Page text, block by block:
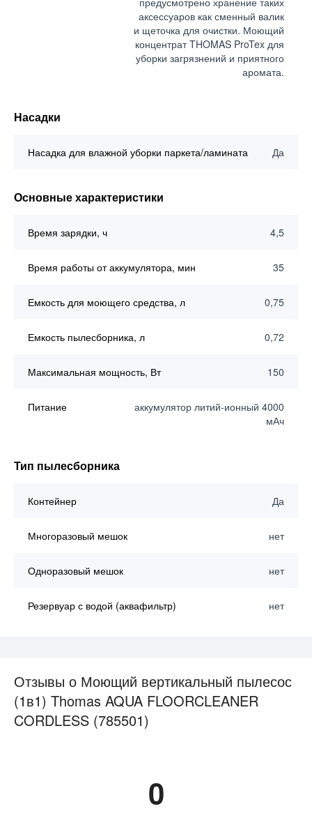
аксессуаров как сменный валик
и щеточка для очистки. Моющий
концентрат THOMAS ProTex для
уборки загрязнений и приятного
аромата.
Насадки
Насадка для влажной уборки паркета/ламината Да
Основные характеристики
Время зарядки, ч 4,5
Время работы от аккумулятора, мин 35
Емкость для моющего средства, л 0,75
Емкость пылесборника, л 0,72
Максимальная мощность, Вт 150
Питание
аккумулятор литий-ионный 4000
мАч
Тип пылесборника
Контейнер Да
Многоразовый мешок нет
Одноразовый мешок нет
Резервуар с водой (аквафильтр) нет
Отзывы о Моющий вертикальный пылесос
(1в1) Thomas AQUA FLOORCLEANER
CORDLESS (785501)
0